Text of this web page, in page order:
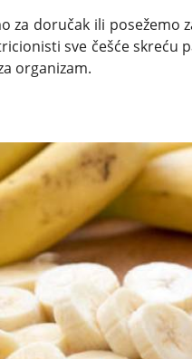
za doručak ili posežemo
sve češće skreću
organizam.